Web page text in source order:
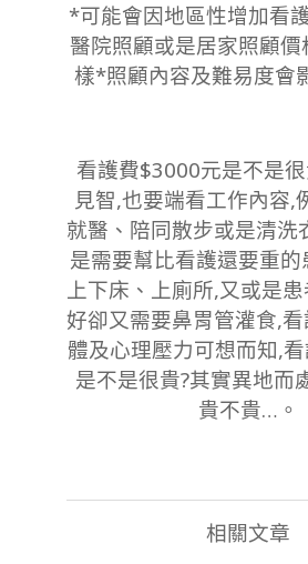
*可能會因地區性增加看
醫院照顧或是居家照顧
樣*照顧內容及難易度會
看護費$3000元是不是
見智,也要端看工作內容,
就醫、陪同散步或是清洗
是需要幫比看護還要重
上下床、上廁所,又或是
好卻又需要鼻胃管灌食,
體及心理壓力可想而知,
是不是很貴?其實異地而
貴不貴…。
相關文章